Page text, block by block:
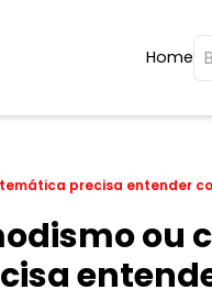
Home
precisa entender
ou